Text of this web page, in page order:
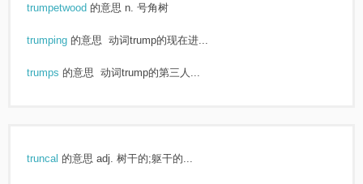
trumpetwood 的意思 n. 号角树
trumping 的意思 动词trump的现在进...
trumps 的意思 动词trump的第三人...
truncal 的意思 adj. 树干的;躯干的...